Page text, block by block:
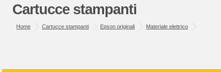
Cartucce stampanti
Home Cartucce stampanti Epson originali Materiale elettrico